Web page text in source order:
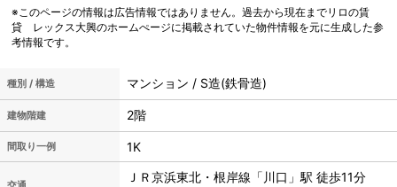
※このページの情報は広告情報ではありません。過去から現在までリロの賃
貸 レックス大興のホームぺージに掲載されていた物件情報を元に生成した参
考情報です。
種別 / 構造 マンション / S造(鉄骨造)
建物階建 2階
間取り一例 1K
ＪＲ京浜東北・根岸線「川口」駅 徒歩11分